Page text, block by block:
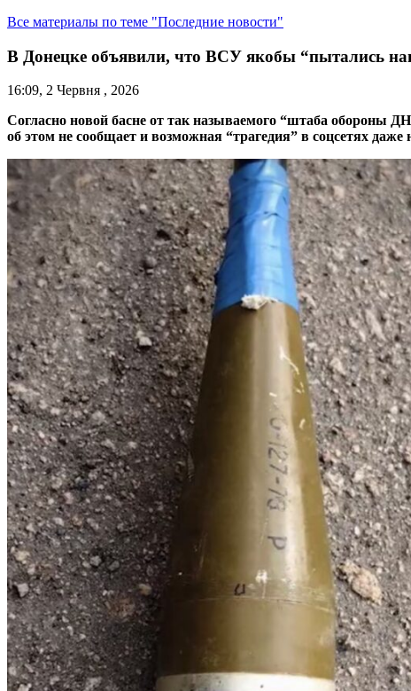
Все материалы по теме "Последние новости"
В Донецке объявили, что ВСУ якобы “пытались
16:09, 2 Червня , 2026
Согласно новой басне от так называемого “штаба обороны
об этом не сообщает и возможная “трагедия” в соцсетях даже